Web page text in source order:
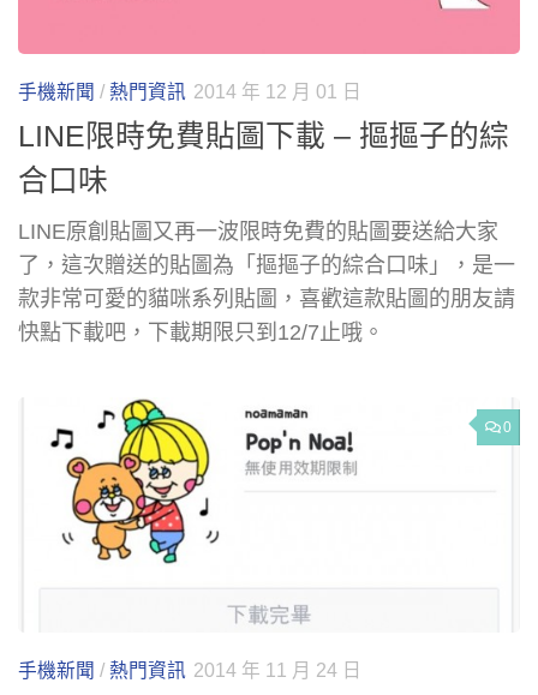
手機新聞 / 熱門資訊 2014 年 12 月 01 日
LINE限時免費貼圖下載 – 摳摳子的綜
合口味
LINE原創貼圖又再一波限時免費的貼圖要送給大家
了，這次贈送的貼圖為「摳摳子的綜合口味」，是一
款非常可愛的貓咪系列貼圖，喜歡這款貼圖的朋友請
快點下載吧，下載期限只到12/7止哦。
0
手機新聞 / 熱門資訊 2014 年 11 月 24 日